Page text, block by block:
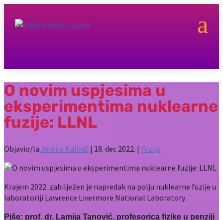
a
O novim uspjesima u
eksperimentima nuklearne
fuzije: LLNL
Objavio/la Jelena Kalinić | 18. dec 2022. | Fuzija
Krajem 2022. zabilježen je napredak na polju nuklearne fuzije u
laboratoriji Lawrence Livermore National Laboratory.
Piše: prof. dr. Lamija Tanović, profesorica fizike u penziji